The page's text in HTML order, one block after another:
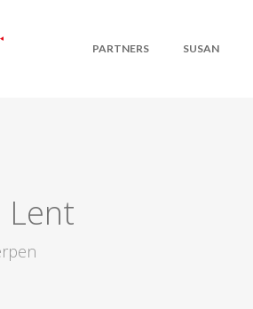
PARTNERS SUSAN
Lent